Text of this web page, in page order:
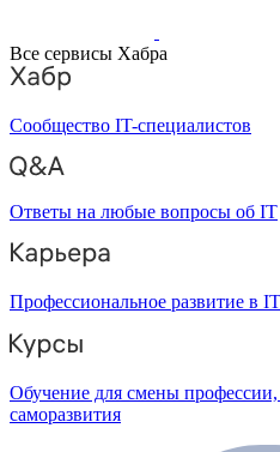
Все сервисы Хабра
Сообщество IT-специалистов
Ответы на любые вопросы об IT
Профессиональное развитие в IT
Обучение для смены профессии,
саморазвития